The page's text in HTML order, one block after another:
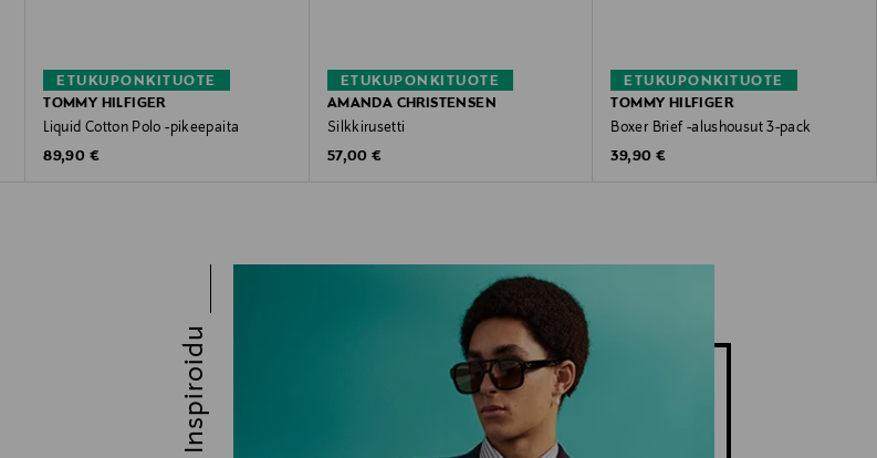
ETUKUPONKITUOTE
TOMMY HILFIGER
Liquid Cotton Polo -pikeepaita
Original Price
89,90 €
ETUKUPONKITUOTE
AMANDA CHRISTENSEN
Silkkirusetti
Original Price
57,00 €
ETUKUPONKITUOTE
TOMMY HILFIGER
Boxer Brief -alushousut 3-pack
Original Price
39,90 €
Inspiroidu